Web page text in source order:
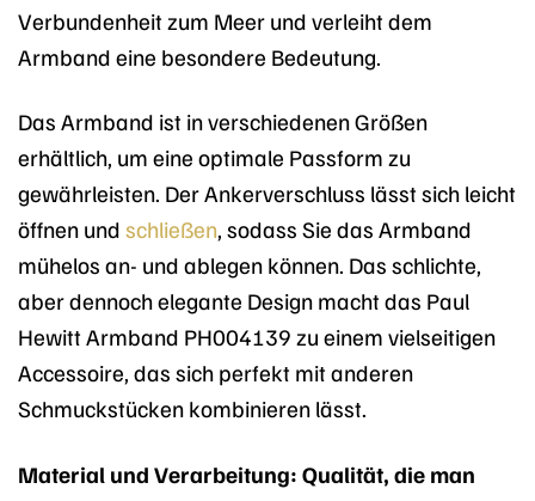
Verbundenheit zum Meer und verleiht dem
Armband eine besondere Bedeutung.
Das Armband ist in verschiedenen Größen
erhältlich, um eine optimale Passform zu
gewährleisten. Der Ankerverschluss lässt sich leicht
öffnen und schließen, sodass Sie das Armband
mühelos an- und ablegen können. Das schlichte,
aber dennoch elegante Design macht das Paul
Hewitt Armband PH004139 zu einem vielseitigen
Accessoire, das sich perfekt mit anderen
Schmuckstücken kombinieren lässt.
Material und Verarbeitung: Qualität, die man